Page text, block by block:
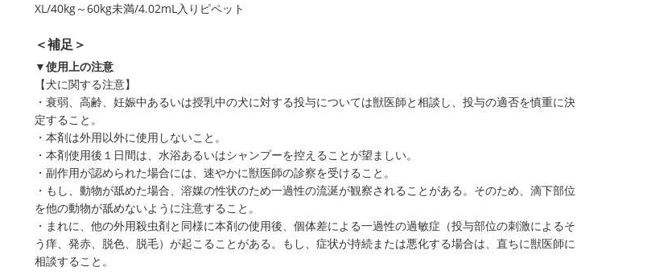
XL/40kg～60kg未満/4.02mL入りピペット
＜補足＞
▼使用上の注意
【犬に関する注意】
・衰弱、高齢、妊娠中あるいは授乳中の犬に対する投与については獣医師と相談し、投与の適否を慎重に決
定すること。
・本剤は外用以外に使用しないこと。
・本剤使用後１日間は、水浴あるいはシャンプーを控えることが望ましい。
・副作用が認められた場合には、速やかに獣医師の診察を受けること。
・もし、動物が舐めた場合、溶媒の性状のため一過性の流涎が観察されることがある。そのため、滴下部位
を他の動物が舐めないように注意すること。
・まれに、他の外用殺虫剤と同様に本剤の使用後、個体差による一過性の過敏症（投与部位の刺激によるそ
う痒、発赤、脱色、脱毛）が起こることがある。もし、症状が持続または悪化する場合は、直ちに獣医師に
相談すること。